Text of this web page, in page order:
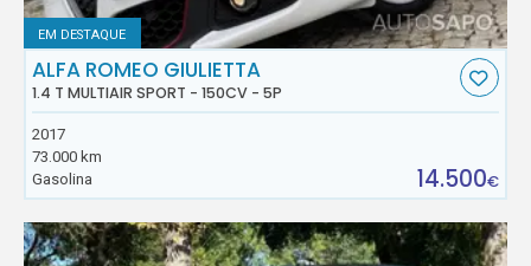
EM DESTAQUE
ALFA ROMEO GIULIETTA
1.4 T MULTIAIR SPORT - 150CV - 5P
2017
73.000 km
Gasolina
14.500€